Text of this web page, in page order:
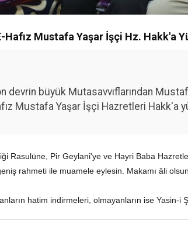
Hafız Mustafa Yaşar İşçi Hz. Hakk'a
devrin büyük Mutasavvıflarından
Mustafa Yaşar İşçi Hazretleri Hakk'a
Rasulüne, Pir Geylani'ye ve Hayri Baba
rahmeti ile muamele eylesin. Makamı âli olsun.
hatim indirmeleri, olmayanların ise Yasin-i